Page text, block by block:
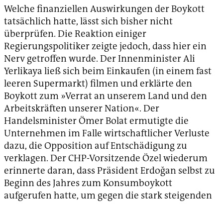
Welche finanziellen Auswirkungen der Boykott
tatsächlich hatte, lässt sich bisher nicht
überprüfen. Die Reaktion einiger
Regierungspolitiker zeigte jedoch, dass hier ein
Nerv getroffen wurde. Der Innenminister Ali
Yerlikaya ließ sich beim Einkaufen (in einem fast
leeren Supermarkt) filmen und erklärte den
Boykott zum »Verrat an unserem Land und den
Arbeitskräften unserer Nation«. Der
Handelsminister Ömer Bolat ermutigte die
Unternehmen im Falle wirtschaftlicher Verluste
dazu, die Opposition auf Entschädigung zu
verklagen. Der CHP-Vorsitzende Özel wiederum
erinnerte daran, dass Präsident Erdoğan selbst zu
Beginn des Jahres zum Konsumboykott
aufgerufen hatte, um gegen die stark steigenden